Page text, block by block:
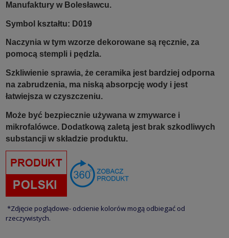
Manufaktury w Bolesławcu.
Symbol kształtu: D019
Naczynia w tym wzorze dekorowane są ręcznie, za
pomocą stempli i pędzla.
Szkliwienie sprawia, że ceramika jest bardziej odporna
na zabrudzenia, ma niską absorpcję wody i jest
łatwiejsza w czyszczeniu.
Może być bezpiecznie używana w zmywarce i
mikrofalówce. Dodatkową zaletą jest brak szkodliwych
substancji w składzie produktu.
*Zdjęcie poglądowe- odcienie kolorów mogą odbiegać od
rzeczywistych.